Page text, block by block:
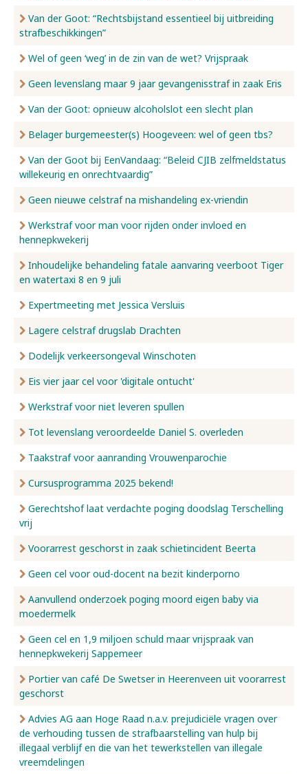
Van der Goot: “Rechtsbijstand essentieel bij uitbreiding
strafbeschikkingen”
Wel of geen ‘weg’ in de zin van de wet? Vrijspraak
Geen levenslang maar 9 jaar gevangenisstraf in zaak Eris
Van der Goot: opnieuw alcoholslot een slecht plan
Belager burgemeester(s) Hoogeveen: wel of geen tbs?
Van der Goot bij EenVandaag: “Beleid CJIB zelfmeldstatus
willekeurig en onrechtvaardig”
Geen nieuwe celstraf na mishandeling ex-vriendin
Werkstraf voor man voor rijden onder invloed en
hennepkwekerij
Inhoudelijke behandeling fatale aanvaring veerboot Tiger
en watertaxi 8 en 9 juli
Expertmeeting met Jessica Versluis
Lagere celstraf drugslab Drachten
Dodelijk verkeersongeval Winschoten
Eis vier jaar cel voor 'digitale ontucht'
Werkstraf voor niet leveren spullen
Tot levenslang veroordeelde Daniel S. overleden
Taakstraf voor aanranding Vrouwenparochie
Cursusprogramma 2025 bekend!
Gerechtshof laat verdachte poging doodslag Terschelling
vrij
Voorarrest geschorst in zaak schietincident Beerta
Geen cel voor oud-docent na bezit kinderporno
Aanvullend onderzoek poging moord eigen baby via
moedermelk
Geen cel en 1,9 miljoen schuld maar vrijspraak van
hennepkwekerij Sappemeer
Portier van café De Swetser in Heerenveen uit voorarrest
geschorst
Advies AG aan Hoge Raad n.a.v. prejudiciële vragen over
de verhouding tussen de strafbaarstelling van hulp bij
illegaal verblijf en die van het tewerkstellen van illegale
vreemdelingen